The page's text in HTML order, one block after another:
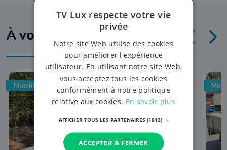
À voir aussi
Mobilité
TV Lux respecte votre vie
privée
Notre site Web utilise des cookies
pour améliorer l'expérience
utilisateur. En utilisant notre site Web,
vous acceptez tous les cookies
conformément à notre politique
relative aux cookies. En savoir plus
AFFICHER TOUS LES PARTENAIRES (1913) →
ACCEPTER & FERMER